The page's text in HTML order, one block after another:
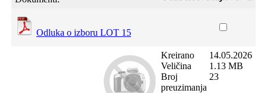
Odluka o izboru LOT 15
Kreirano
Veličina
Broj
preuzimanja
14.05.2026
1.13 MB
23